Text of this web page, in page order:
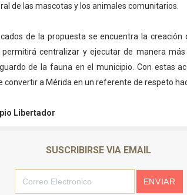
de las mascotas y los animales comunitarios.
de la propuesta se encuentra la
centralizar y ejecutar de manera
de la fauna en el municipio. Con estas
a Mérida en un referente de respeto
Libertador
SUSCRIBIRSE VIA EMAIL